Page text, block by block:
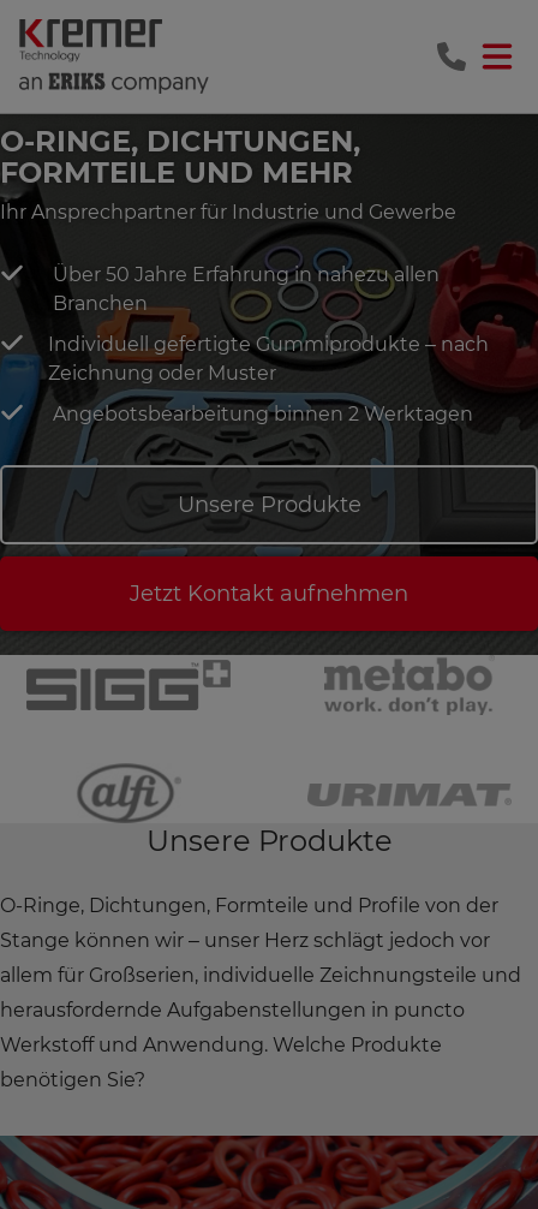
O-RINGE, DICHTUNGEN,
FORMTEILE UND MEHR
Ihr Ansprechpartner für Industrie und Gewerbe
Über 50 Jahre Erfahrung in nahezu allen
Branchen
Individuell gefertigte Gummiprodukte – nach
Zeichnung oder Muster
Angebotsbearbeitung binnen 2 Werktagen
Unsere Produkte
Jetzt Kontakt aufnehmen
Unsere Produkte
O-Ringe, Dichtungen, Formteile und Profile von der
Stange können wir – unser Herz schlägt jedoch vor
allem für Großserien, individuelle Zeichnungsteile und
herausfordernde Aufgabenstellungen in puncto
Werkstoff und Anwendung. Welche Produkte
benötigen Sie?